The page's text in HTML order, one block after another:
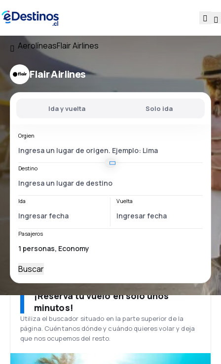
AerolíneasFlair Airlines
Flair Airlines
Ida y vuelta Solo ida
Orgien
Destino
Ida Vuelta
Pasajeros
Buscar
¡Reserva tu vuelo en solo unos
minutos!
Utiliza el buscador situado en la parte superior de la
página. Cuéntanos dónde y cuándo quieres volar y deja
que nos ocupemos del resto.